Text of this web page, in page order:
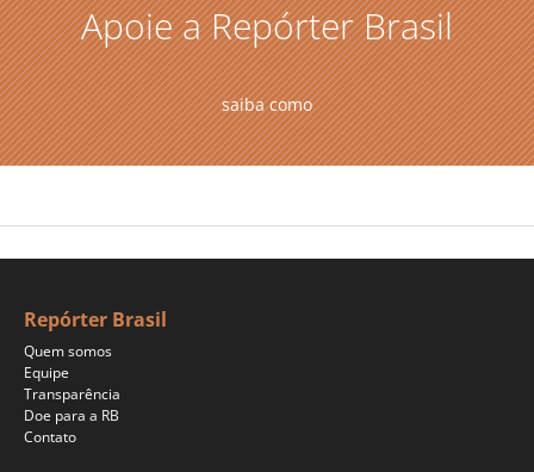
Apoie a Repórter Brasil
saiba como
Repórter Brasil
Quem somos
Equipe
Transparência
Doe para a RB
Contato